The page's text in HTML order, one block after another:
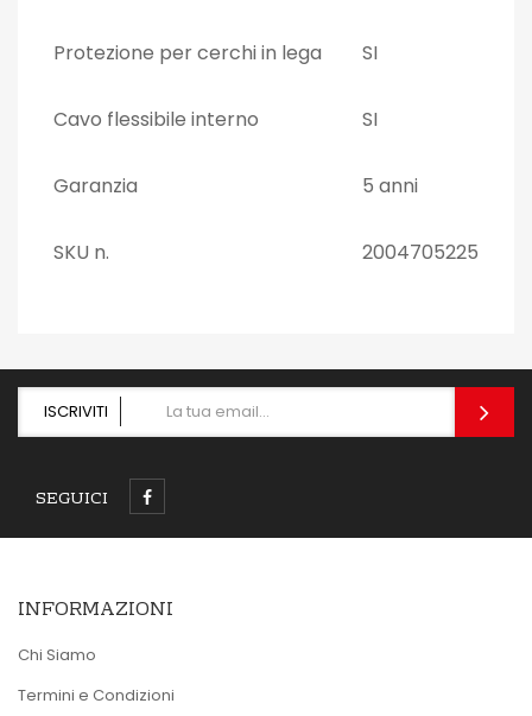
Protezione per cerchi in lega SI
Cavo flessibile interno SI
Garanzia 5 anni
SKU n. 2004705225
ISCRIVITI
SEGUICI
INFORMAZIONI
Chi Siamo
Termini e Condizioni